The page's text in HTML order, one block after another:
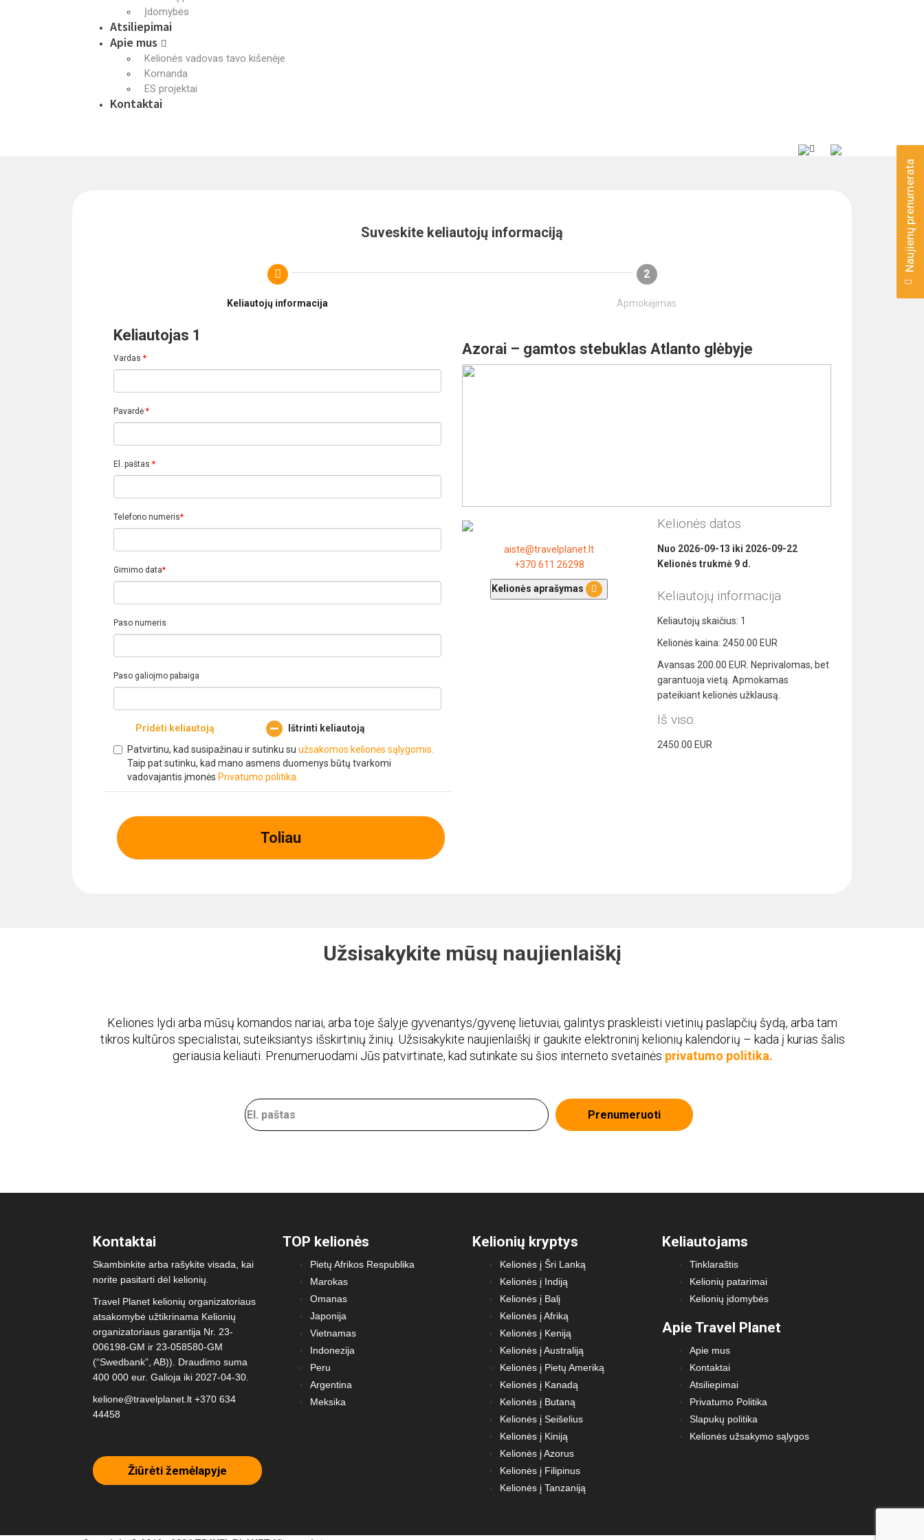
Naujienų prenumerata
Įdomybės
Atsiliepimai
Apie mus
Kelionės vadovas tavo kišenėje
Komanda
ES projektai
Kontaktai
Suveskite keliautojų informaciją
Keliautojų informacija
2
Apmokėjimas
Keliautojas 1
Vardas *
Pavardė *
El. paštas *
Telefono numeris*
Gimimo data*
Paso numeris
Paso galiojmo pabaiga
Pridėti keliautoją
Ištrinti keliautoją
Patvirtinu, kad susipažinau ir sutinku su užsakomos kelionės sąlygomis.
Taip pat sutinku, kad mano asmens duomenys būtų tvarkomi
vadovajantis įmonės Privatumo politika.
Toliau
Azorai – gamtos stebuklas Atlanto glėbyje
aiste@travelplanet.lt
+370 611 26298
Kelionės datos
Nuo 2026-09-13 iki 2026-09-22
Kelionės trukmė 9d.
Kelionės aprašymas Keliautojų informacija
Keliautojų skaičius: 1
Kelionės kaina: 2450.00 EUR
Avansas 200.00 EUR. Neprivalomas, bet
garantuoja vietą. Apmokamas
pateikiant kelionės užklausą.
Iš viso:
2450.00 EUR
Užsisakykite mūsų naujienlaiškį
Keliones lydi arba mūsų komandos nariai, arba toje šalyje gyvenantys/gyvenę lietuviai, galintys praskleisti vietinių paslapčių šydą, arba tam
tikros kultūros specialistai, suteiksiantys išskirtinių žinių. Užsisakykite naujienlaiškį ir gaukite elektroninį kelionių kalendorių – kada į kurias šalis
geriausia keliauti. Prenumeruodami Jūs patvirtinate, kad sutinkate su šios interneto svetainės privatumo politika.
Prenumeruoti
Kontaktai
Skambinkite arba rašykite visada, kai
norite pasitarti dėl kelionių.
Travel Planet kelionių organizatoriaus
atsakomybė užtikrinama Kelionių
organizatoriaus garantija Nr. 23-
006198-GM ir 23-058580-GM
(“Swedbank”, AB)). Draudimo suma
400 000 eur. Galioja iki 2027-04-30.
kelione@travelplanet.lt +370 634
44458
Žiūrėti žemėlapyje
TOP kelionės
Pietų Afrikos Respublika
Marokas
Omanas
Japonija
Vietnamas
Indonezija
Peru
Argentina
Meksika
Kelionių kryptys
Kelionės į Šri Lanką
Kelionės į Indiją
Kelionės į Balį
Kelionės į Afriką
Kelionės į Keniją
Kelionės į Australiją
Kelionės į Pietų Ameriką
Kelionės į Kanadą
Kelionės į Butaną
Kelionės į Seišelius
Kelionės į Kiniją
Kelionės į Azorus
Kelionės į Filipinus
Kelionės į Tanzaniją
Keliautojams
Tinklaraštis
Kelionių patarimai
Kelionių įdomybės
Apie Travel Planet
Apie mus
Kontaktai
Atsiliepimai
Privatumo Politika
Slapukų politika
Kelionės užsakymo sąlygos